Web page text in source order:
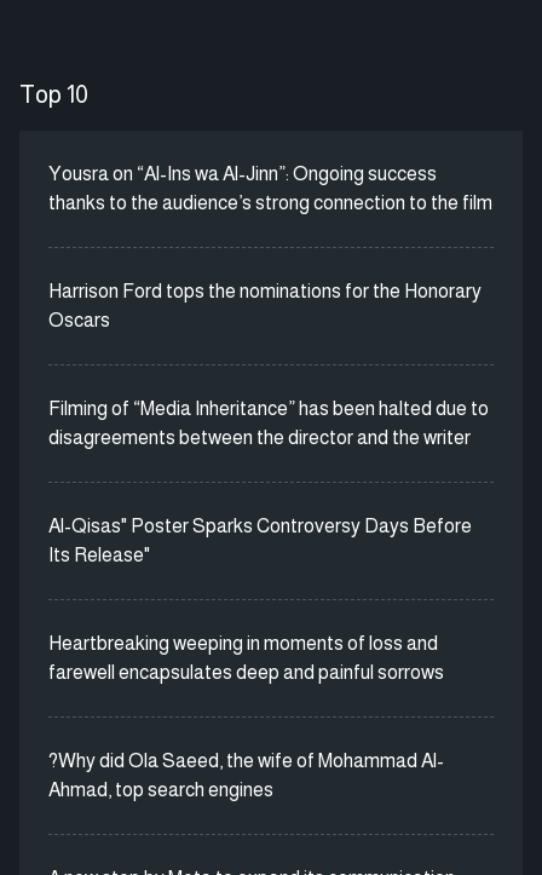
Top 10
Yousra on “Al-Ins wa Al-Jinn”: Ongoing success
thanks to the audience’s strong connection to the film
Harrison Ford tops the nominations for the Honorary
Oscars
Filming of “Media Inheritance” has been halted due to
disagreements between the director and the writer
Al-Qisas" Poster Sparks Controversy Days Before
Its Release"
Heartbreaking weeping in moments of loss and
farewell encapsulates deep and painful sorrows
?Why did Ola Saeed, the wife of Mohammad Al-
Ahmad, top search engines